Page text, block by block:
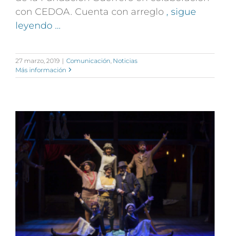
con CEDOA. Cuenta con arreglo , sigue
leyendo …
27 marzo, 2019 | Comunicación Noticias
Más información